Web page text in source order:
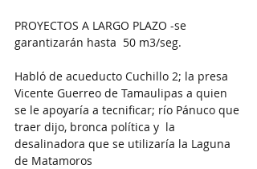
PROYECTOS A LARGO PLAZO -se
garantizarán hasta  50 m3/seg.
Habló de acueducto Cuchillo 2; la presa
Vicente Guerreo de Tamaulipas a quien
se le apoyaría a tecnificar; río Pánuco que
traer dijo, bronca política y  la
desalinadora que se utilizaría la Laguna
de Matamoros